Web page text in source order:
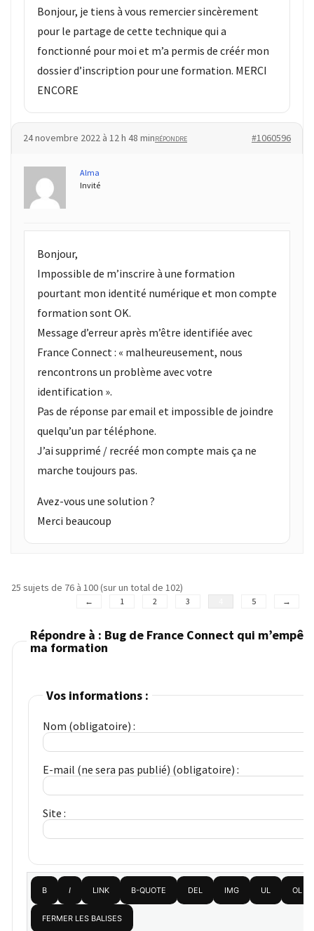
Bonjour, je tiens à vous remercier sincèrement
pour le partage de cette technique qui a
fonctionné pour moi et m’a permis de créér mon
dossier d’inscription pour une formation. MERCI
ENCORE
24 novembre 2022 à 12 h 48 min #1060596
RÉPONDRE
Alma
Invité
Bonjour,
Impossible de m’inscrire à une formation
pourtant mon identité numérique et mon compte
formation sont OK.
Message d’erreur après m’être identifiée avec
France Connect : « malheureusement, nous
rencontrons un problème avec votre
identification ».
Pas de réponse par email et impossible de joindre
quelqu’un par téléphone.
J’ai supprimé / recréé mon compte mais ça ne
marche toujours pas.
Avez-vous une solution ?
Merci beaucoup
25 sujets de 76 à 100 (sur un total de 102)
← 1 2 3 5 →
Répondre à : Bug de France Connect qui
ma formation
Vos informations :
Nom (obligatoire) :
E-mail (ne sera pas publié) (obligatoire) :
Site :